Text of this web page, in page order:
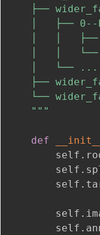
├──
│   ├──
│   │
│   │   └──
    │   └── ...
├──
└──
    """
def __init__
        self
.
        self
.
        self
.
        self
.
        self
.